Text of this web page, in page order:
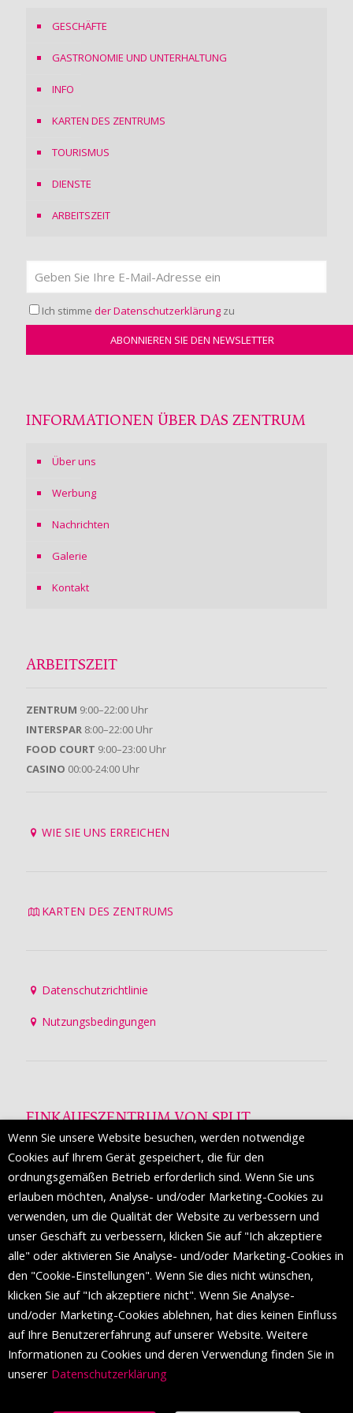
GESCHÄFTE
GASTRONOMIE UND UNTERHALTUNG
INFO
KARTEN DES ZENTRUMS
TOURISMUS
DIENSTE
ARBEITSZEIT
Ich stimme der Datenschutzerklärung zu
INFORMATIONEN ÜBER DAS ZENTRUM
Über uns
Werbung
Nachrichten
Galerie
Kontakt
ARBEITSZEIT
ZENTRUM 9:00–22:00 Uhr
INTERSPAR 8:00–22:00 Uhr
FOOD COURT 9:00–23:00 Uhr
CASINO 00:00-24:00 Uhr
WIE SIE UNS ERREICHEN
KARTEN DES ZENTRUMS
Datenschutzrichtlinie
Nutzungsbedingungen
EINKAUFSZENTRUM VON SPLIT
Die Mall of Split
ist ein prestigeträchtiges Einkaufsziel mit
etwa 200 Einzelhandelsmarken und einer Reihe von
Weltmodemarken, die zum ersten Mal in Split erscheinen.
FOLGEN SIE UNS
Wenn Sie unsere Website besuchen, werden notwendige
Cookies auf Ihrem Gerät gespeichert, die für den
ordnungsgemäßen Betrieb erforderlich sind. Wenn Sie uns
erlauben möchten, Analyse- und/oder Marketing-Cookies zu
verwenden, um die Qualität der Website zu verbessern und
unser Geschäft zu verbessern, klicken Sie auf "Ich akzeptiere
alle" oder aktivieren Sie Analyse- und/oder Marketing-Cookies in
den "Cookie-Einstellungen". Wenn Sie dies nicht wünschen,
klicken Sie auf "Ich akzeptiere nicht". Wenn Sie Analyse-
und/oder Marketing-Cookies ablehnen, hat dies keinen Einfluss
auf Ihre Benutzererfahrung auf unserer Website. Weitere
Informationen zu Cookies und deren Verwendung finden Sie in
unserer Datenschutzerklärung